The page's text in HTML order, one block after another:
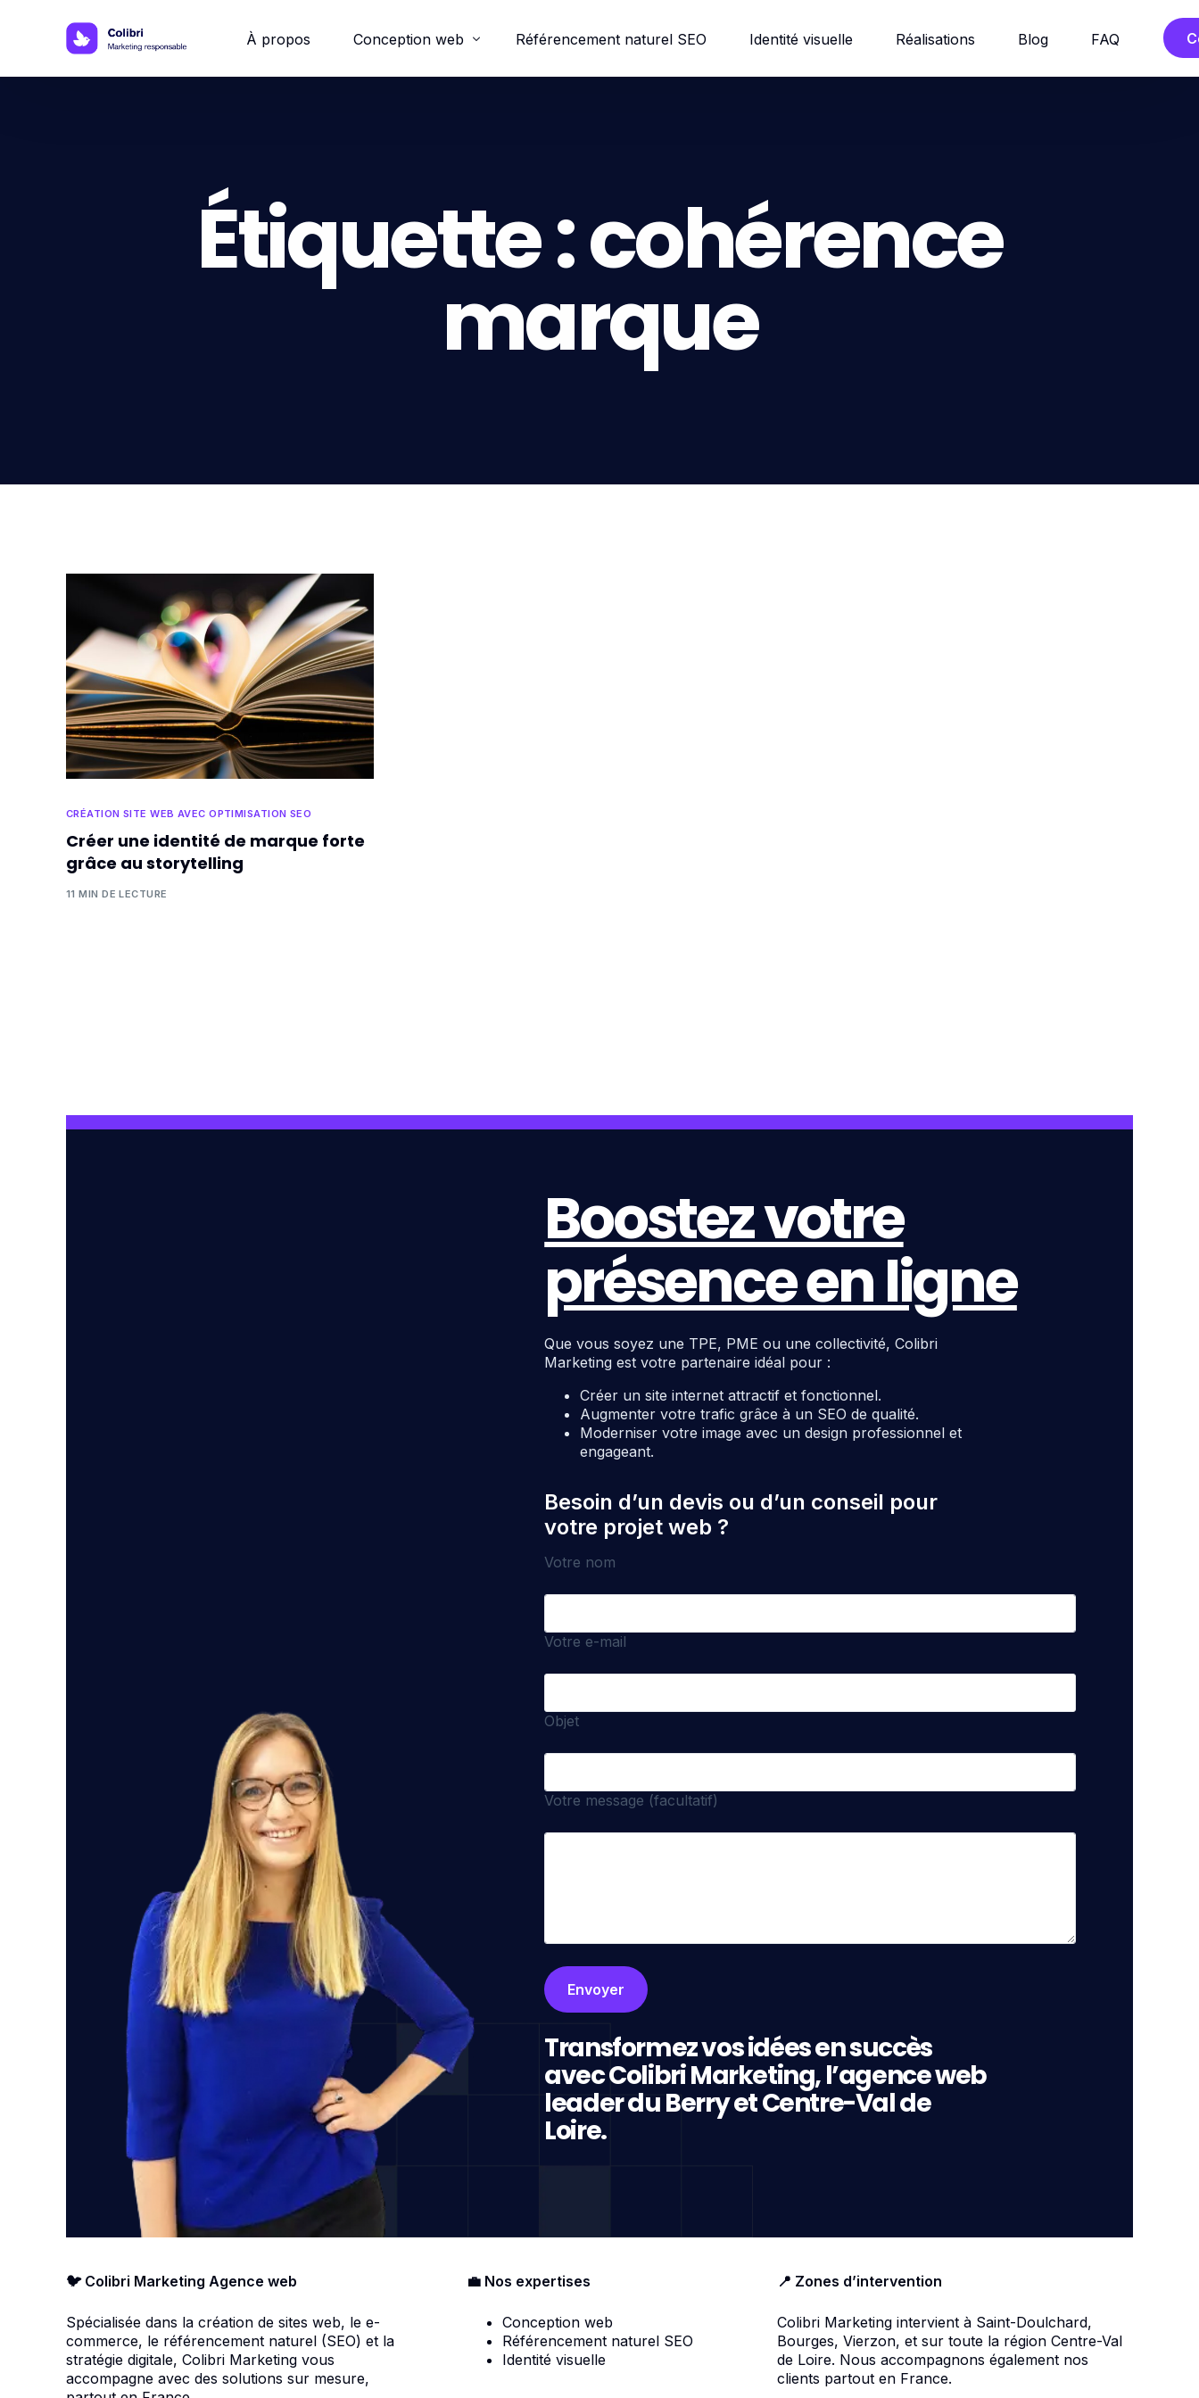
À propos Conception web Référencement naturel SEO Identité visuelle Réalisations Blog FAQ
Étiquette :cohérence
marque
CRÉATION SITE WEB AVEC OPTIMISATION SEO
Créer une identité de marque forte
grâce au storytelling
11 MIN DE LECTURE
Boostez votre
présence en ligne
Que vous soyez une TPE, PME ou une collectivité, Colibri
Marketing est votre partenaire idéal pour :
Créer un site internet attractif et fonctionnel.
Augmenter votre trafic grâce à un SEO de qualité.
Moderniser votre image avec un design professionnel et
engageant.
Besoin d’un devis ou d’un conseil pour
votre projet web ?
Votre nom
Votre e-mail
Objet
Votre message (facultatif)
Transformez vos idées en succès
avec Colibri Marketing, l’agence web
leader du Berry et Centre-Val de
Loire.
🐦 Colibri Marketing Agence web
Spécialisée dans la création de sites web, le e-
commerce, le référencement naturel (SEO) et la
stratégie digitale, Colibri Marketing vous
accompagne avec des solutions sur mesure,
💼 Nos expertises
Conception web
Référencement naturel SEO
Identité visuelle
📍 Zones d’intervention
Colibri Marketing intervient à Saint-Doulchard,
Bourges, Vierzon, et sur toute la région Centre-Val
de Loire. Nous accompagnons également nos
clients partout en France.